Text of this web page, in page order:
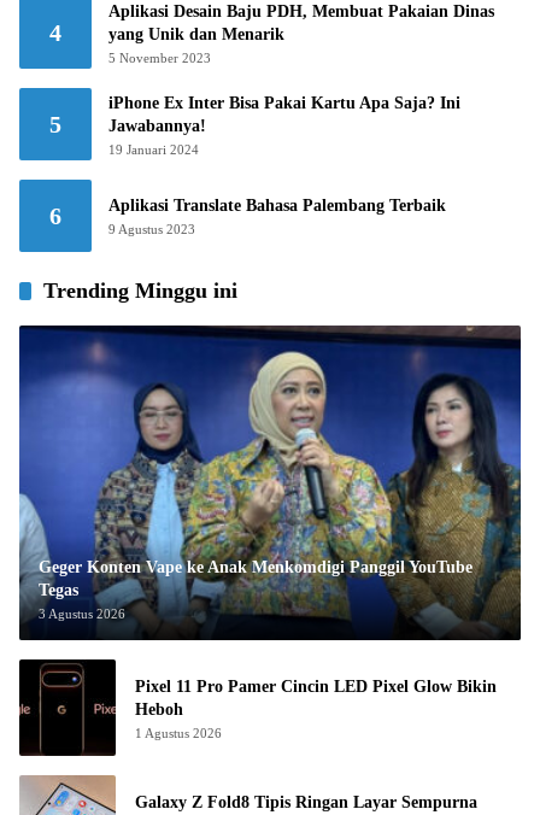
4
Aplikasi Desain Baju PDH, Membuat Pakaian Dinas
yang Unik dan Menarik
5 November 2023
5
iPhone Ex Inter Bisa Pakai Kartu Apa Saja? Ini
Jawabannya!
19 Januari 2024
6 Aplikasi Translate Bahasa Palembang Terbaik
9 Agustus 2023
Trending Minggu ini
Geger Konten Vape ke Anak Menkomdigi Panggil YouTube
Tegas
3 Agustus 2026
Pixel 11 Pro Pamer Cincin LED Pixel Glow Bikin
Heboh
1 Agustus 2026
Galaxy Z Fold8 Tipis Ringan Layar Sempurna